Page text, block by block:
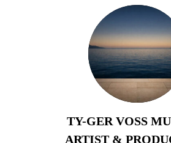
TY-GER VOSS
ARTIST &